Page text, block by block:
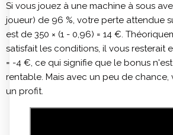
Si vous jouez à une machine à sous
joueur) de 96 %, votre perte attendue
est de 350 × (1 - 0,96) = 14 €.
satisfait les conditions, il vous resterait
= -4 €, ce qui signifie que le bonus
rentable. Mais avec un peu de chance,
un profit.